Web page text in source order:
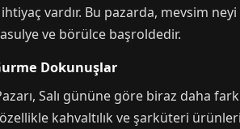
vardır. Bu pazarda, mevsim
ve börülce başroldedir.
Dokunuşlar
Salı gününe göre biraz daha
kahvaltılık ve şarküteri